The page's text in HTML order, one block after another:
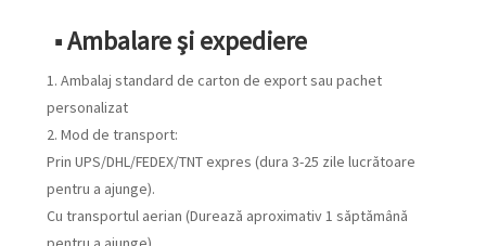
■ Ambalare și expediere
1. Ambalaj standard de carton de export sau pachet
personalizat
2. Mod de transport:
Prin UPS/DHL/FEDEX/TNT expres (dura 3-25 zile lucrătoare
pentru a ajunge).
Cu transportul aerian (Durează aproximativ 1 săptămână